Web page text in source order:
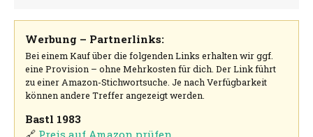
Werbung – Partnerlinks:
Bei einem Kauf über die folgenden Links erhalten wir ggf.
eine Provision – ohne Mehrkosten für dich. Der Link führt
zu einer Amazon-Stichwortsuche. Je nach Verfügbarkeit
können andere Treffer angezeigt werden.
Bastl 1983